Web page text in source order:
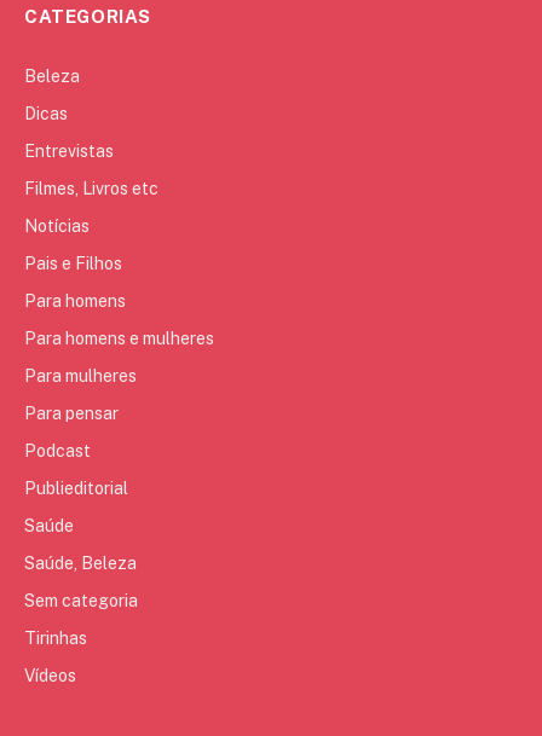
CATEGORIAS
Beleza
Dicas
Entrevistas
Filmes, Livros etc
Notícias
Pais e Filhos
Para homens
Para homens e mulheres
Para mulheres
Para pensar
Podcast
Publieditorial
Saúde
Saúde, Beleza
Sem categoria
Tirinhas
Vídeos